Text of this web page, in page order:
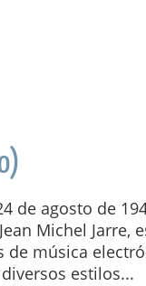
de agosto de
Michel Jarre,
música
estilos...